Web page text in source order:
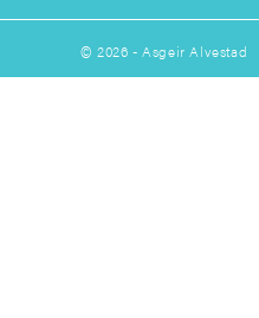
© 2026 - Asgeir